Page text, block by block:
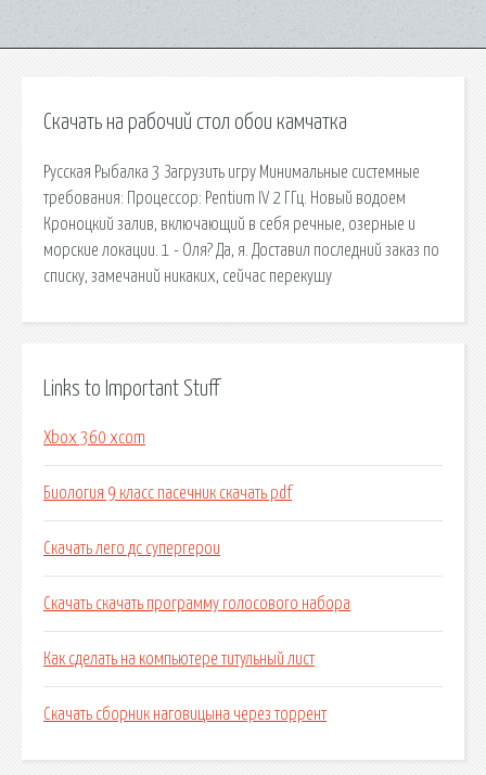
Скачать на рабочий стол обои камчатка
Русская Рыбалка 3 Загрузить игру Минимальные системные
требования: Процессор: Pentium IV 2 ГГц. Новый водоем
Кроноцкий залив, включающий в себя речные, озерные и
морские локации. 1 - Оля? Да, я. Доставил последний заказ по
списку, замечаний никаких, сейчас перекушу
Links to Important Stuff
Xbox 360 xcom
Биология 9 класс пасечник скачать pdf
Скачать лего дс супергерои
Скачать скачать программу голосового набора
Как сделать на компьютере титульный лист
Скачать сборник наговицына через торрент